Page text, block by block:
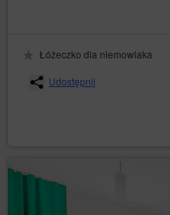
tworzenia
ulepszanie
utrzymania
(po
Serwisu
ponownie
Łóżeczko dla niemowlaka
Udostępnij